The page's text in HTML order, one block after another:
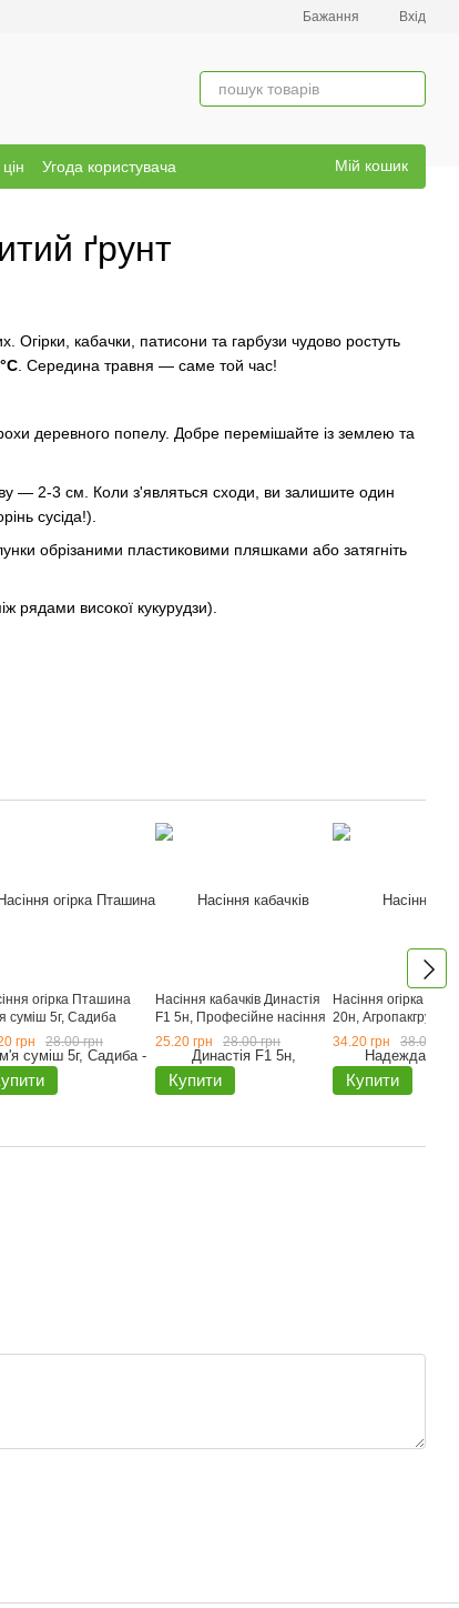
Бажання Вхід
Угода користувача
Мій кошик
ґрунт
Огірки, кабачки, патисони та гарбузи чудово ростуть
. Середина травня — саме той час!
деревного попелу. Добре перемішайте із землею та
— 2-3 см. Коли з'являться сходи, ви залишите один
сусіда!).
обрізаними пластиковими пляшками або затягніть
рядами високої кукурудзи).
огірка Пташина
суміш 5г, Садиба
грн
28.00 грн
Насіння кабачків Династія
F1 5н, Професійне насіння
25.20 грн
28.00 грн
Купити
Насіння огірка
20н, Агропакгруп
34.20 грн
38.00 грн
Купити